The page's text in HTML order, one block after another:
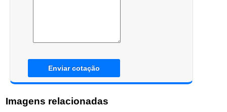
Enviar cotação
Imagens relacionadas